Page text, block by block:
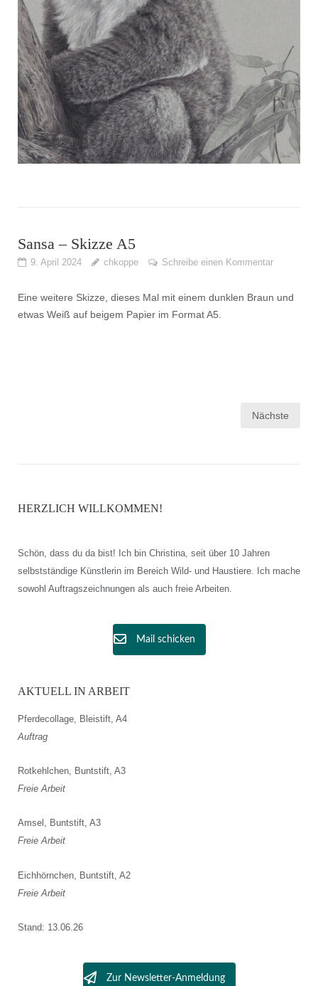
Sansa – Skizze A5
9. April 2024 chkoppe Schreibe einen Kommentar
Eine weitere Skizze, dieses Mal mit einem dunklen Braun und
etwas Weiß auf beigem Papier im Format A5.
Nächste
HERZLICH WILLKOMMEN!
Schön, dass du da bist! Ich bin Christina, seit über 10 Jahren
selbstständige Künstlerin im Bereich Wild- und Haustiere. Ich mache
sowohl Auftragszeichnungen als auch freie Arbeiten.
Mail schicken
AKTUELL IN ARBEIT
Pferdecollage, Bleistift, A4
Auftrag
Rotkehlchen, Buntstift, A3
Freie Arbeit
Amsel, Buntstift, A3
Freie Arbeit
Eichhörnchen, Buntstift, A2
Freie Arbeit
Stand: 13.06.26
Zur Newsletter-Anmeldung